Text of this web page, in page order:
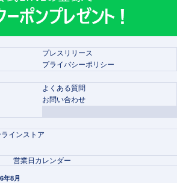
プレスリリース
プライバシーポリシー
よくある質問
お問い合わせ
インストア
営業日カレンダー
年8月